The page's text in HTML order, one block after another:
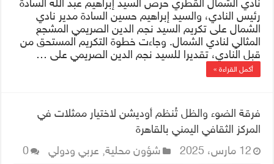
نادي الشمال القطري حرص السيد إبراهيم عبد الله السادة
رئيس النادي، والسيد إبراهيم حسين السادة مدير نادي
الشمال على تكريم السيد نجم الدين الصريمي المشجع
المثالي لنادي الشمال. وجاءت خطوة التكريم المستحق من
قبل النادي، تقديرا للسيد نجم الدين الصريمي على …
أكمل القراءة »
فرقة الضوء والظل تُنظم أوديشن لاختيار ممثلات في
المركز الثقافي اليمني بالقاهرة
12 مارس، 2025
شؤون محلية, عربي ودولي 0